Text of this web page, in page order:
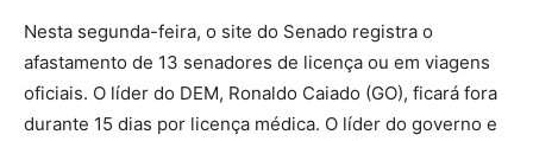
Nesta segunda-feira, o site do Senado registra o
afastamento de 13 senadores de licença ou em viagens
oficiais. O líder do DEM, Ronaldo Caiado (GO), ficará fora
durante 15 dias por licença médica. O líder do governo e